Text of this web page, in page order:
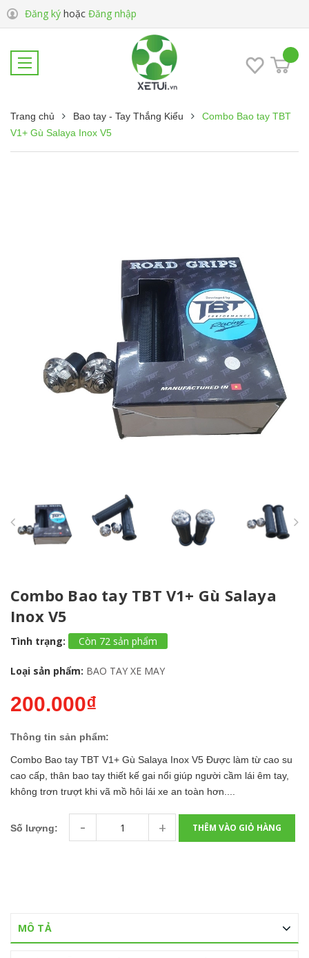
Đăng ký hoặc Đăng nhập
Trang chủ Bao tay - Tay Thắng Kiểu
Combo Bao tay TBT
V1+ Gù Salaya Inox V5
Combo Bao tay TBT V1+ Gù Salaya
Inox V5
Tình trạng: Còn 72 sản phẩm
Loại sản phẩm: BAO TAY XE MAY
200.000₫
Thông tin sản phẩm:
Combo Bao tay TBT V1+ Gù Salaya Inox V5 Được làm từ cao su
cao cấp, thân bao tay thiết kế gai nổi giúp người cầm lái êm tay,
không trơn trượt khi vã mồ hôi lái xe an toàn hơn....
Số lượng: - + THÊM VÀO GIỎ HÀNG
MÔ TẢ